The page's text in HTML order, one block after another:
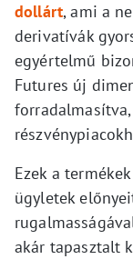
dollárt, ami a
derivatívák
egyértelmű
Futures új
Ezek a
ügyletek
akár tapasztalt